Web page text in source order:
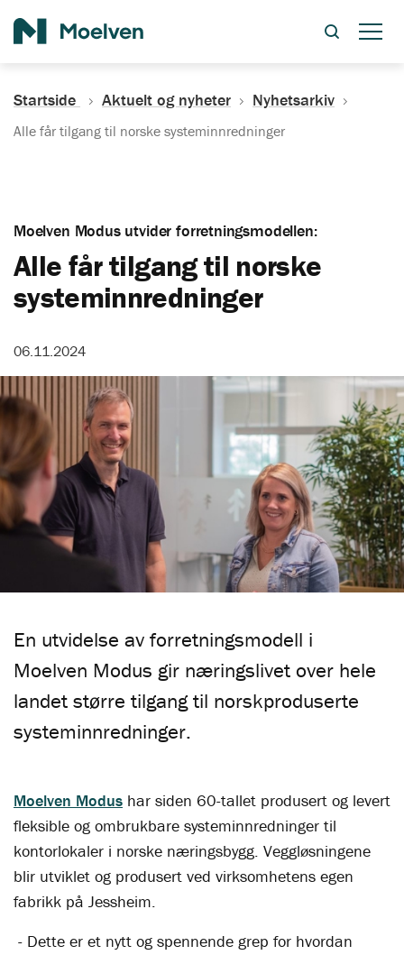
Startside Aktuelt og nyheter Nyhetsarkiv
Alle får tilgang til norske systeminnredninger
Moelven Modus utvider forretningsmodellen:
Alle får tilgang til norske
systeminnredninger
06.11.2024
En utvidelse av forretningsmodell i
Moelven Modus gir næringslivet over hele
landet større tilgang til norskproduserte
systeminnredninger.
Moelven Modus har siden 60-tallet produsert og levert
fleksible og ombrukbare systeminnredninger til
kontorlokaler i norske næringsbygg. Veggløsningene
blir utviklet og produsert ved virksomhetens egen
fabrikk på Jessheim.
- Dette er et nytt og spennende grep for hvordan